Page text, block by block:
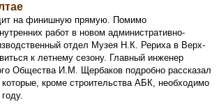
на финишную прямую. Помимо
работ в новом административно-
отдел Музея Н.К. Рериха в Верх-
к летнему сезону. Главный инженер
Общества И.М. Щербаков подробно рассказал
кроме строительства АБК, необходимо